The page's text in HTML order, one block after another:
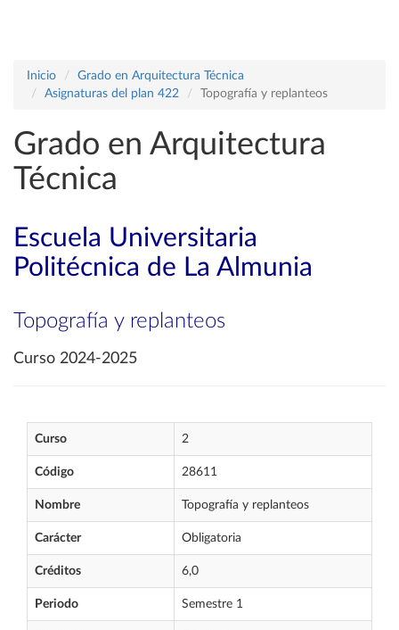
Inicio
Grado en Arquitectura Técnica
Asignaturas del plan 422
Topografía y replanteos
Grado en Arquitectura
Técnica
Escuela Universitaria
Politécnica de La Almunia
Topografía y replanteos
Curso 2024-2025
Curso 2
Código 28611
Nombre Topografía y replanteos
Carácter Obligatoria
Créditos 6,0
Periodo Semestre 1